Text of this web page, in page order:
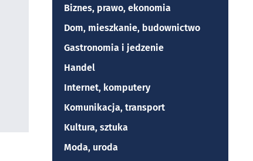
Biznes, prawo, ekonomia
Dom, mieszkanie, budownictwo
Gastronomia i jedzenie
Handel
Internet, komputery
Komunikacja, transport
Kultura, sztuka
Moda, uroda